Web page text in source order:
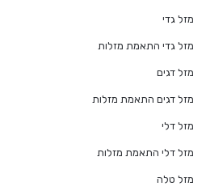
מזל גדי
מזל גדי התאמת מזלות
מזל דגים
מזל דגים התאמת מזלות
מזל דלי
מזל דלי התאמת מזלות
מזל טלה